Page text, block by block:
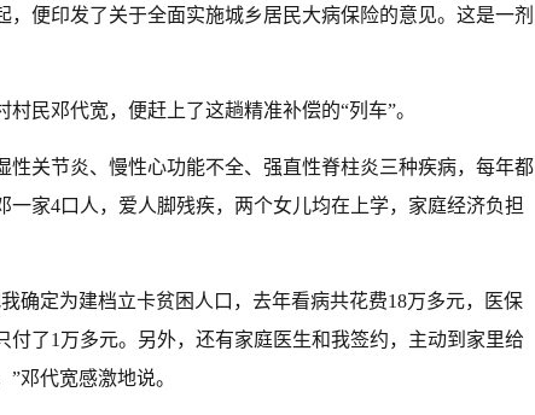
，便印发了关于全面实施城乡居民大病保险的意见。这是一剂
村民邓代宽，便赶上了这趟精准补偿的“列车”。
性关节炎、慢性心功能不全、强直性脊柱炎三种疾病，每年都
一家4口人，爱人脚残疾，两个女儿均在上学，家庭经济负担
确定为建档立卡贫困人口，去年看病共花费18万多元，医保
付了1万多元。另外，还有家庭医生和我签约，主动到家里给
邓代宽感激地说。